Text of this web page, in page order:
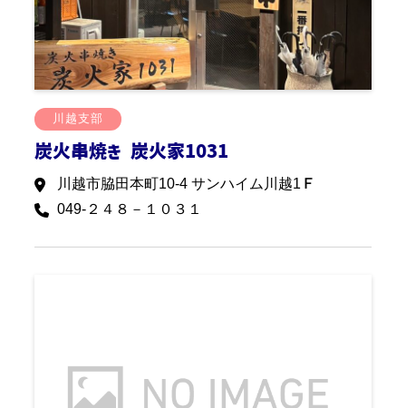
川越支部
炭火串焼き 炭火家1031
川越市脇田本町10-4 サンハイム川越1Ｆ
049-２４８－１０３１